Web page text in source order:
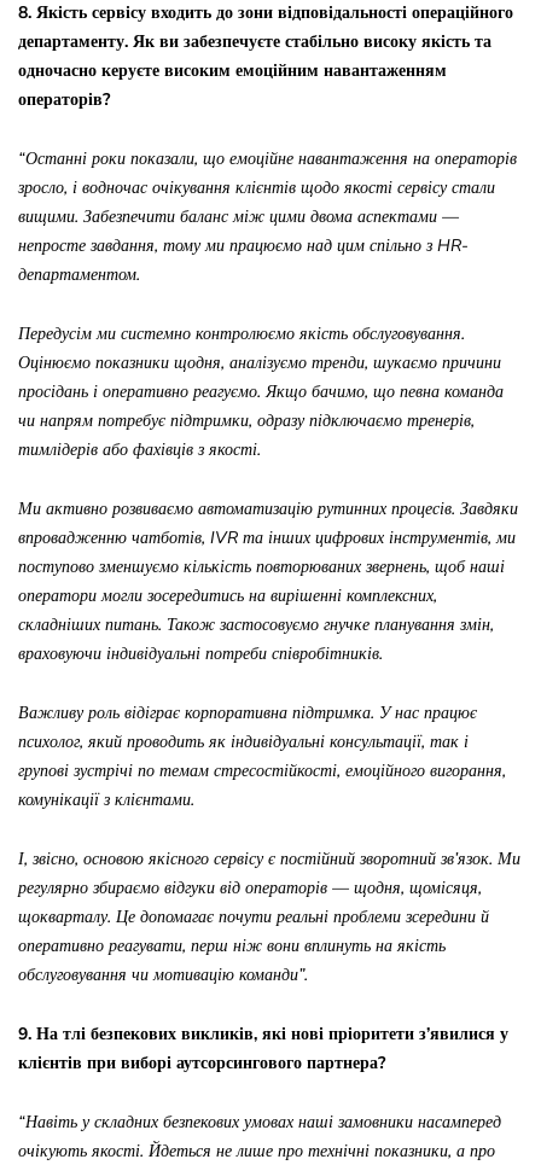
8. Якість сервісу входить до зони відповідальності операційного
департаменту. Як ви забезпечуєте стабільно високу якість та
одночасно керуєте високим емоційним навантаженням
операторів?
“Останні роки показали, що емоційне навантаження на операторів
зросло, і водночас очікування клієнтів щодо якості сервісу стали
вищими. Забезпечити баланс між цими двома аспектами —
непросте завдання, тому ми працюємо над цим спільно з HR-
департаментом.
Передусім ми системно контролюємо якість обслуговування.
Оцінюємо показники щодня, аналізуємо тренди, шукаємо причини
просідань і оперативно реагуємо. Якщо бачимо, що певна команда
чи напрям потребує підтримки, одразу підключаємо тренерів,
тимлідерів або фахівців з якості.
Ми активно розвиваємо автоматизацію рутинних процесів. Завдяки
впровадженню чатботів, IVR та інших цифрових інструментів, ми
поступово зменшуємо кількість повторюваних звернень, щоб наші
оператори могли зосередитись на вирішенні комплексних,
складніших питань. Також застосовуємо гнучке планування змін,
враховуючи індивідуальні потреби співробітників.
Важливу роль відіграє корпоративна підтримка. У нас працює
психолог, який проводить як індивідуальні консультації, так і
групові зустрічі по темам стресостійкості, емоційного вигорання,
комунікації з клієнтами.
І, звісно, основою якісного сервісу є постійний зворотний зв’язок. Ми
регулярно збираємо відгуки від операторів — щодня, щомісяця,
щокварталу. Це допомагає почути реальні проблеми зсередини й
оперативно реагувати, перш ніж вони вплинуть на якість
обслуговування чи мотивацію команди”.
9. На тлі безпекових викликів, які нові пріоритети з’явилися у
клієнтів при виборі аутсорсингового партнера?
“Навіть у складних безпекових умовах наші замовники насамперед
очікують якості. Йдеться не лише про технічні показники, а про